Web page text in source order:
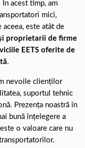
În acest timp, am
mici,
este atât de
proprietarii de firme
EETS oferite de
.
nevoile clienților
suportul tehnic
Prezența noastră în
bună înțelegere a
o valoare care nu